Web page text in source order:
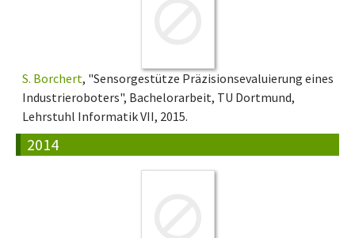
S. Borchert, "Sensorgestütze Präzisionsevaluierung eines
Industrieroboters", Bachelorarbeit, TU Dortmund,
Lehrstuhl Informatik VII, 2015.
2014